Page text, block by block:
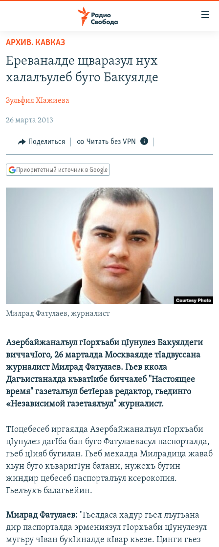
упрощенного
доступа
основному
Вернутся
главной
навигации
Вернутся
ПОДКАСТЫ
АВТОРСКИЕ ПРОЕКТЫ
ЦИТАТЫ СВОБОДЫ
МНЕНИЯ
КУЛЬТУРА
IDEL.РЕАЛИИ
КАВКАЗ.РЕАЛИИ
РАСПИСАНИЕ ВЕЩАНИЯ
ПОДПИШИТЕСЬ НА РАССЫЛКУ
Все сайты РСЕ/РС
АРХИВ. КАВКАЗ
Ереваналде щваразул нух
халалъулеб буго Бакуялде
Зульфия ХIажиева
26 марта 2013
Поделиться Читать без VPN
Приоритетный источник в Google
Милрад Фатулаев, журналист
Азербайжаналъул гIорхъаби цIунулез Бакуялдеги
виччачIого, 26 марталда Москваялде тIадвуссана
журналист Милрад Фатулаев. Гьев ккола
Дагъистаналда къватIибе биччалеб "Настоящее
время" газеталъул бетIерав редактор, гьединго
«Независимой газетаялъул" журналист.
ТIоцебесеб иргаялда Азербайжаналъул гIорхъаби
цIунулез дагIба бан буго Фатулаевасул паспорталда,
гьеб цIияб бугилан. Гьеб мехалда Милрадица жаваб
кьун буго къваригIун батани, нужехъ бугин
жиндир цебесеб паспорталъул ксерокопия.
Гьелъухъ балагьейин.
Милрад Фатулаев: "Гьелдаса хадур гьел лъугьана
дир паспорталда эрмениязул гIорхъаби цIунулезул
мугьру чIван букIиналде кIвар кьезе. Цинги гьез